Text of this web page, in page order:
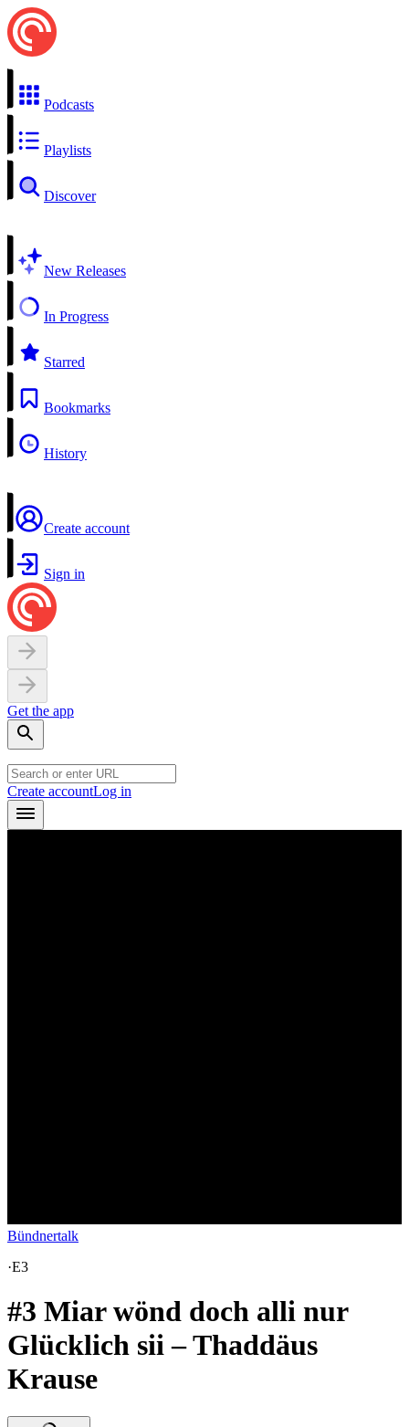
Podcasts
Playlists
Discover
New Releases
In Progress
Starred
Bookmarks
History
Create account
Sign in
Get the app
Create accountLog in
Bündnertalk
·E3
#3 Miar wönd doch alli nur
Glücklich sii – Thaddäus
Krause